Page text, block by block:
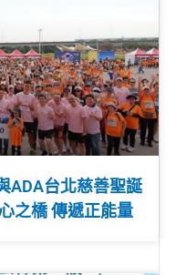
ADA台北慈善聖誕
之橋 傳遞正能量